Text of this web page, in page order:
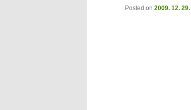
Posted on 2009. 12. 29.